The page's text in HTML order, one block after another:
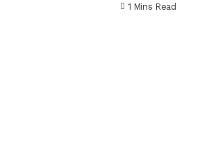
1 Mins Read